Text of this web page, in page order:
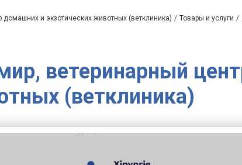
домашних и экзотических животных (ветклиника) Товары и услуги
ветеринарный
(ветклиника)